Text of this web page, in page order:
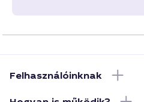
Felhasználóinknak